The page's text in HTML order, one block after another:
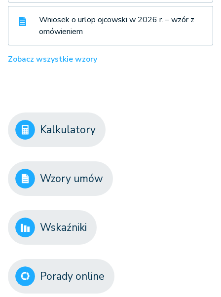
Wniosek o urlop ojcowski w 2026 r. – wzór z
omówieniem
Zobacz wszystkie wzory
Kalkulatory
Wzory umów
Wskaźniki
Porady online